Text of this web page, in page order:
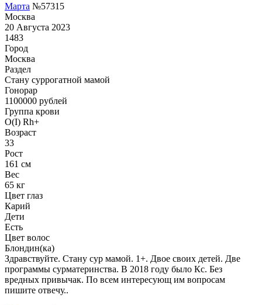
Mарта №57315
Москва
20 Августа 2023
1483
Город
Москва
Раздел
Cтану суррогатной мамой
Гонoрар
1100000 рублей
Группа крови
O(I) Rh+
Возраст
33
Рост
161 см
Вес
65 кг
Цвет глаз
Карий
Дети
Есть
Цвет волос
Блондин(ка)
Здравствуйте. Стану сур мамой. 1+. Двое своих детей. Две
программы сурматеринства. В 2018 году было Кс. Без
вредных привычак. По всем интересующ им вопросам
пишите отвечу..